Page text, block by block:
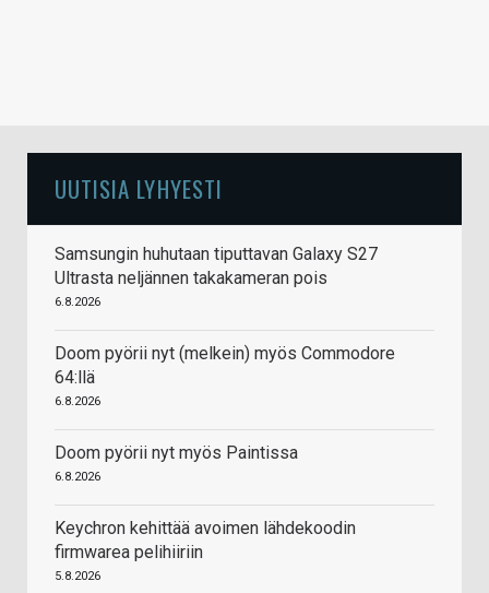
UUTISIA LYHYESTI
Samsungin huhutaan tiputtavan Galaxy S27
Ultrasta neljännen takakameran pois
6.8.2026
Doom pyörii nyt (melkein) myös Commodore
64:llä
6.8.2026
Doom pyörii nyt myös Paintissa
6.8.2026
Keychron kehittää avoimen lähdekoodin
firmwarea pelihiiriin
5.8.2026